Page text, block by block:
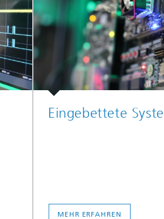
Eingebettete
MEHR ERFAHREN